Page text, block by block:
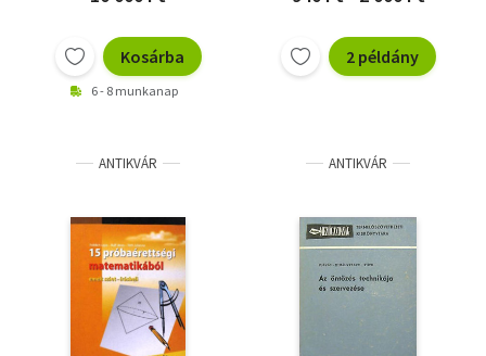
Kosárba
6 - 8 munkanap
2 példány
ANTIKVÁR ANTIKVÁR